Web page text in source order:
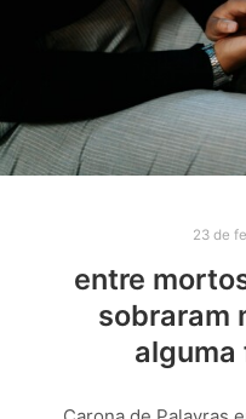
23 de
entre
sobraram
alguma